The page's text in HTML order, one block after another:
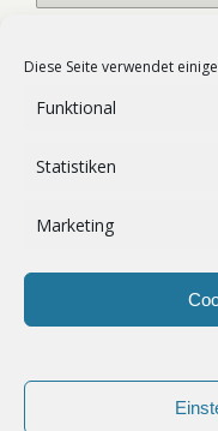
Diese Seite verwendet
Funktional
Statistiken
Marketing
meinen nächsten
Mobil